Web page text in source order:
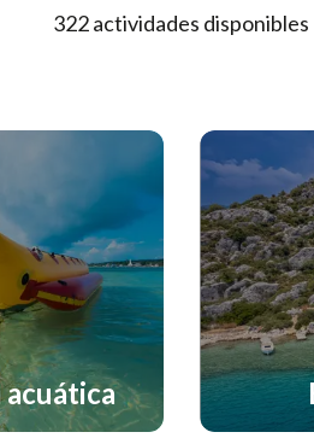
322 actividades disponibles
acuática